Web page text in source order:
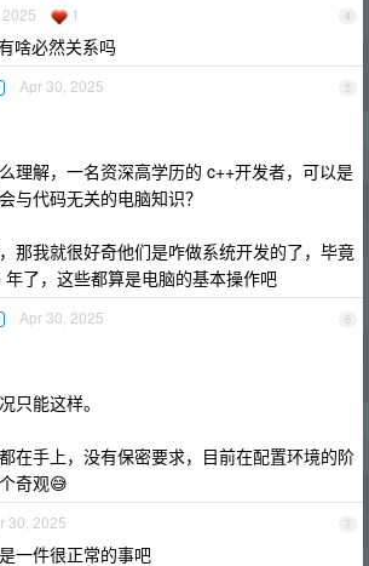
4
1
啥必然关系吗
5
Apr 30, 2025
理解，一名资深高学历的 c++开发者，可以是
与代码无关的电脑知识？
那我就很好奇他们是咋做系统开发的了，毕竟
了，这些都算是电脑的基本操作吧
6
Apr 30, 2025
只能这样。
在手上，没有保密要求，目前在配置环境的阶
奇观😅
7
30, 2025
一件很正常的事吧